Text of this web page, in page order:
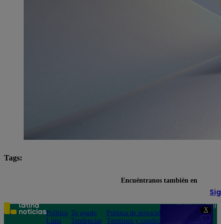
X
Tags:
Encuéntranos también en
Política
Lima
Te ayudo
Tendencias
Política de privacidad
Términos y condiciones
Teléfono: 219
Av. San